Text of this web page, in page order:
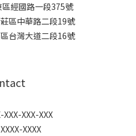
經國路一段375號
區中華路二段19號
台灣大道二段16號
XXX-XXX
XXXX